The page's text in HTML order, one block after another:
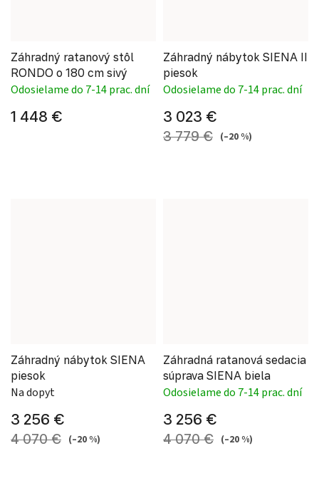
Záhradný ratanový stôl
RONDO o 180 cm sivý
Odosielame do 7-14 prac. dní
1 448 €
Záhradný nábytok SIENA II
piesok
Odosielame do 7-14 prac. dní
3 023 €
3 779 € (–20 %)
Záhradný nábytok SIENA
piesok
Na dopyt
3 256 €
4 070 € (–20 %)
Záhradná ratanová sedacia
súprava SIENA biela
Odosielame do 7-14 prac. dní
3 256 €
4 070 € (–20 %)